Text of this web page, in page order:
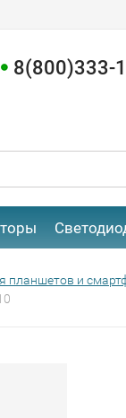
8(800)333-
планшетов и